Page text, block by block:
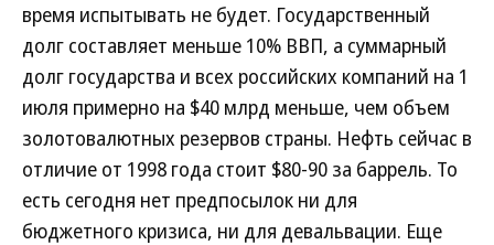
время испытывать не будет. Государственный
долг составляет меньше 10% ВВП, а суммарный
долг государства и всех российских компаний на 1
июля примерно на $40 млрд меньше, чем объем
золотовалютных резервов страны. Нефть сейчас в
отличие от 1998 года стоит $80-90 за баррель. То
есть сегодня нет предпосылок ни для
бюджетного кризиса, ни для девальвации. Еще